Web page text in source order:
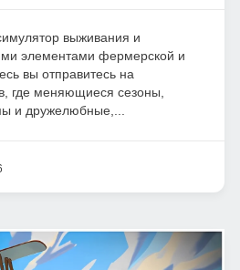
выживания и
элементами фермерской и
вы отправитесь на
где меняющиеся сезоны,
и дружелюбные,...